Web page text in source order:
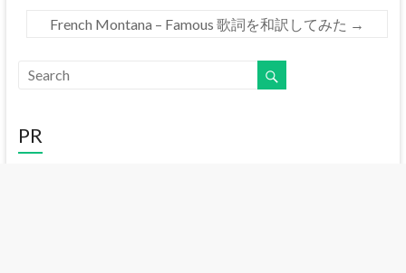
French Montana – Famous 歌詞を和訳してみた →
PR